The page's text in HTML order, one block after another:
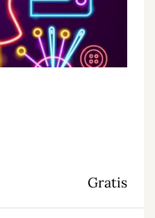
Gratis